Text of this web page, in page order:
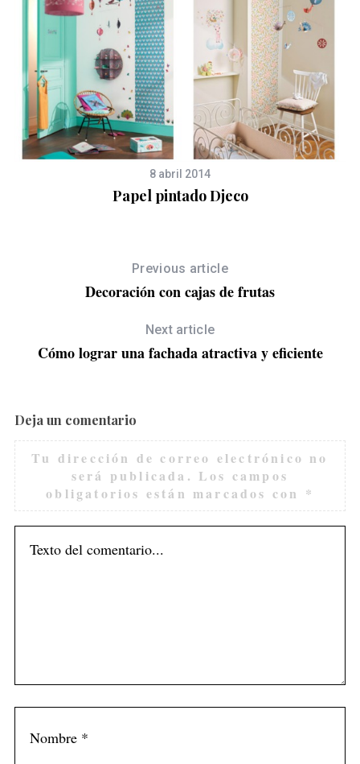
8 abril 2014
Papel pintado Djeco
Previous article
Decoración con cajas de frutas
Next article
Cómo lograr una fachada atractiva y eficiente
Deja un comentario
Tu dirección de correo electrónico no
será publicada. Los campos
obligatorios están marcados con *